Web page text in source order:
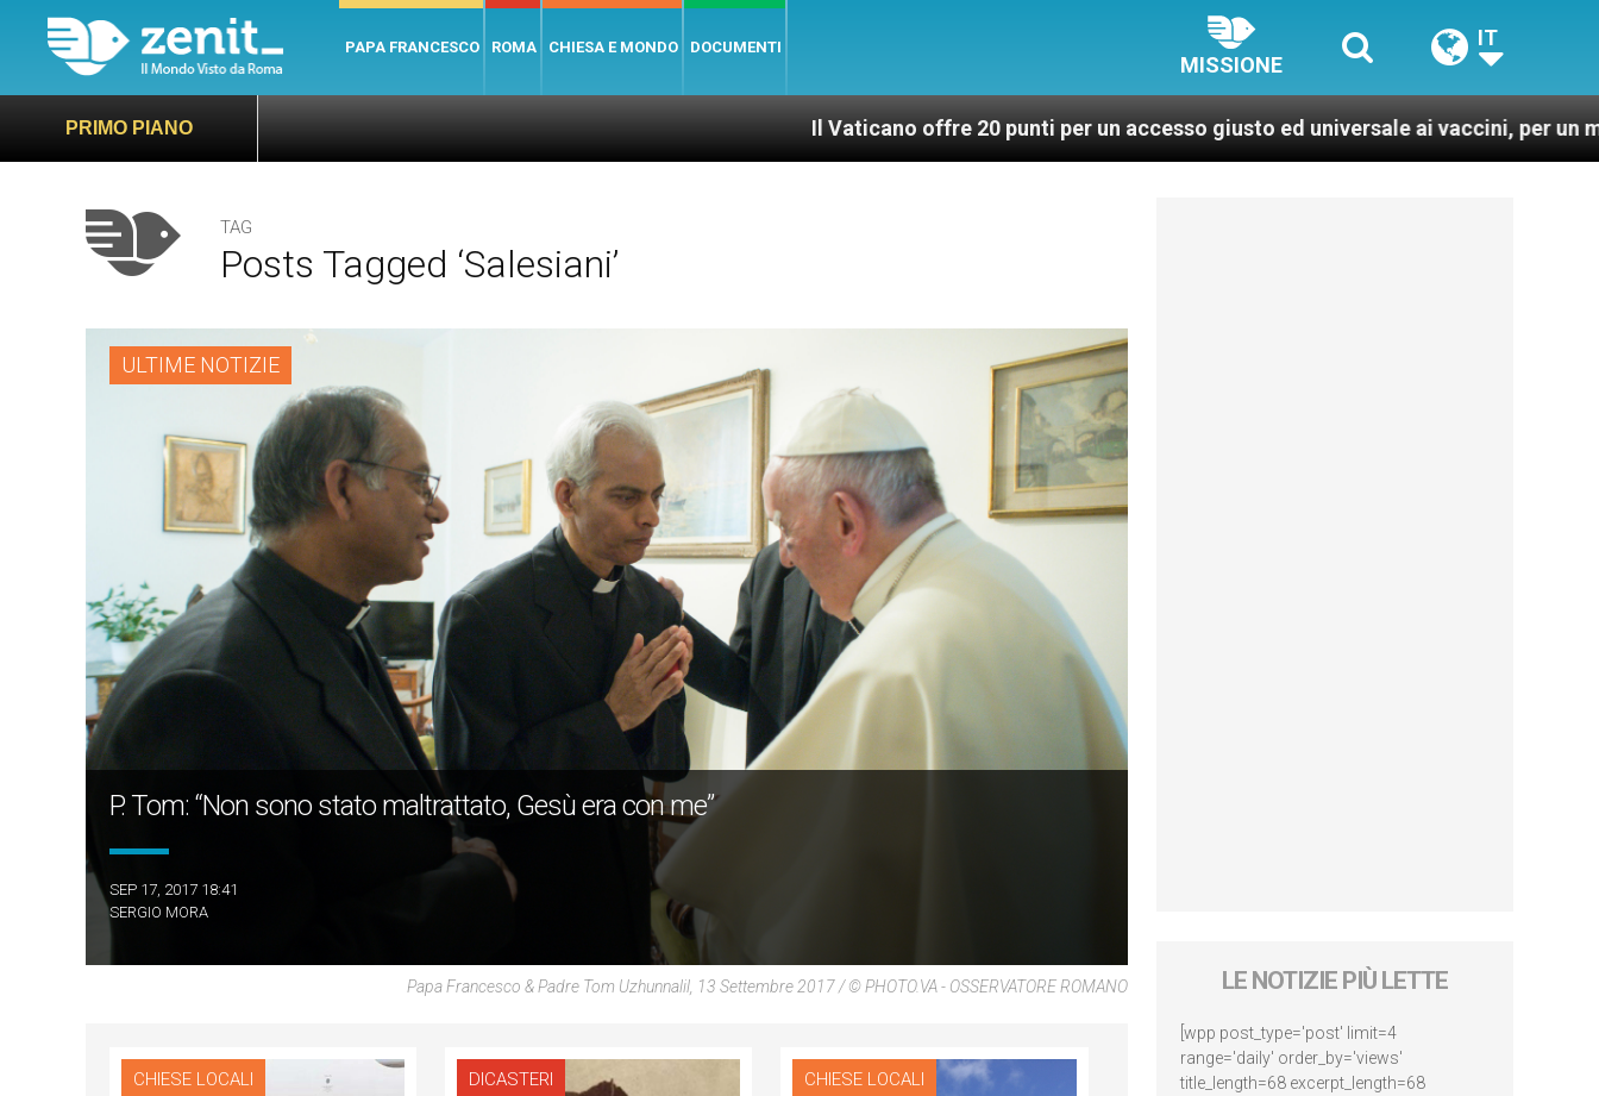
PAPA FRANCESCO ROMA CHIESA E MONDO DOCUMENTI
MISSIONE
IT
PRIMO PIANO Il Vaticano offre 20 punti per un accesso giusto ed universale ai vaccini, per un mondo più sano e
TAG
Posts Tagged ‘salesiani’
ULTIME NOTIZIE
P. Tom: “Non sono stato maltrattato, Gesù era con me”
SEP 17, 2017 18:41
SERGIO MORA
Papa Francesco & Padre Tom Uzhunnalil, 13 Settembre 2017 / © PHOTO.VA - OSSERVATORE ROMANO
CHIESE LOCALI DICASTERI CHIESE LOCALI
LE NOTIZIE PIÙ LETTE
[wpp post_type='post' limit=4
range='daily' order_by='views'
title_length=68 excerpt_length=68